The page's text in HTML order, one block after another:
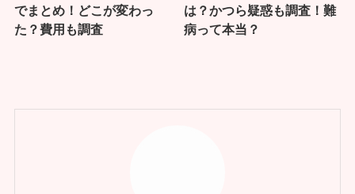
でまとめ！どこが変わっ
た？費用も調査
は？かつら疑惑も調査！難
病って本当？